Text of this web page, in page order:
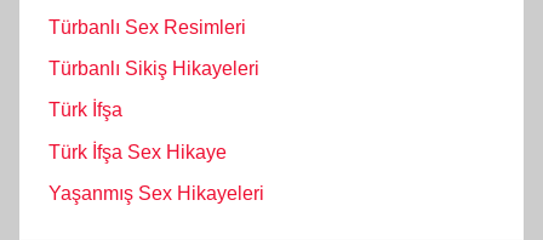
Türbanlı Sex Resimleri
Türbanlı Sikiş Hikayeleri
Türk İfşa
Türk İfşa Sex Hikaye
Yaşanmış Sex Hikayeleri